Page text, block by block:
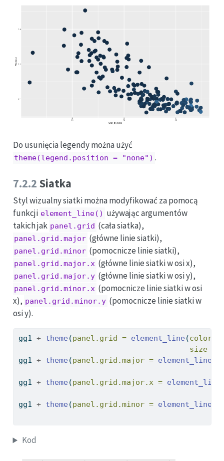
Do usunięcia legendy można użyć
theme(legend.position = "none") .
7.2.2 Siatka
Styl wizualny siatki można modyfikować za pomocą
funkcji element_line() używając argumentów
takich jak panel.grid (cała siatka),
panel.grid.major (główne linie siatki),
panel.grid.minor (pomocnicze linie siatki),
panel.grid.major.x (główne linie siatki w osi x),
panel.grid.major.y (główne linie siatki w osi y),
panel.grid.minor.x (pomocnicze linie siatki w osi
x), panel.grid.minor.y (pomocnicze linie siatki w
osi y).
gg1 + theme (panel.grid = element_line (color =
size =
gg1 + theme (panel.grid.major = element_line
gg1 + theme (panel.grid.major.x = element_line
gg1 + theme (panel.grid.minor = element_line
Kod